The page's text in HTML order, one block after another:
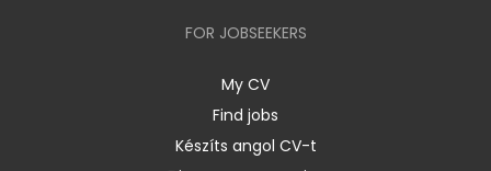
FOR JOBSEEKERS
My CV
Find jobs
Készíts angol CV-t